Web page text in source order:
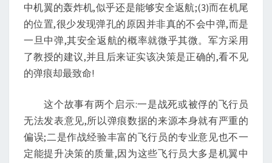
中机翼的轰炸机,似乎还是能够安全返航;(3)而在机尾
的位置,很少发现弹孔的原因并非真的不会中弹,而是
一旦中弹,其安全返航的概率就微乎其微。军方采用
了教授的建议,并且后来证实该决策是正确的,看不见
的弹痕却最致命!
这个故事有两个启示:一是战死或被俘的飞行员
无法发表意见,所以弹痕数据的来源本身就有严重的
偏误;二是作战经验丰富的飞行员的专业意见也不一
定能提升决策的质量,因为这些飞行员大多是机翼中